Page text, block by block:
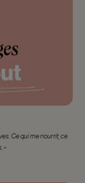
Ce qui me nourrit, ce
»